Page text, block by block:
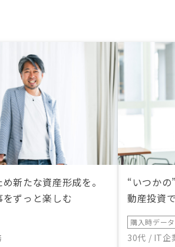
新たな資産形成を。
ずっと楽しむ
“いつか
動産投資
購入時データ
30代 / IT企